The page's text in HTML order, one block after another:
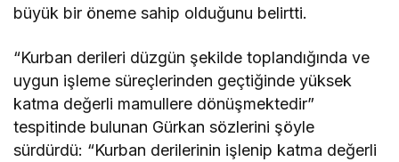
büyük bir öneme sahip olduğunu belirtti.
“Kurban derileri düzgün şekilde toplandığında ve
uygun işleme süreçlerinden geçtiğinde yüksek
katma değerli mamullere dönüşmektedir”
tespitinde bulunan Gürkan sözlerini şöyle
sürdürdü: “Kurban derilerinin işlenip katma değerli